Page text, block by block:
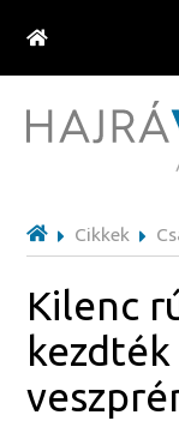
Cikkek
Kilenc